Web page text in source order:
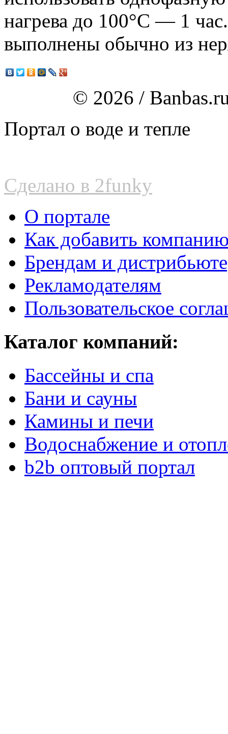
нагрева до 100°С — 1
выполнены обычно из
© 2026 /
Портал о воде и тепле
Сделано в 2funky
О портале
Как добавить
Брендам и
Рекламодателям
Пользовательское
Каталог компаний:
Бассейны и спа
Бани и сауны
Камины и печи
Водоснабжение и
b2b оптовый портал